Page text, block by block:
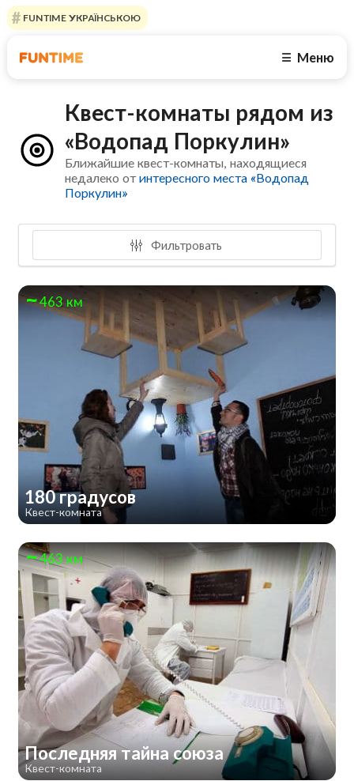
FUNTIME УКРАЇНСЬКОЮ
☰ Меню
Квест-комнаты рядом из
«Водопад Поркулин»
Ближайшие квест-комнаты, находящиеся
недалеко отинтересного места «Водопад
Поркулин»
Фильтровать
463 км
180 градусов
Квест-комната
463 км
Последняя тайна союза
Квест-комната